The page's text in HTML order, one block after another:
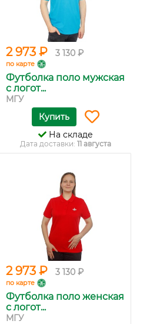
2 973 ₽ 3 130 ₽
по карте
Футболка поло мужская
с логот...
МГУ
Купить
На складе
Дата доставки: 11 августа
2 973 ₽ 3 130 ₽
по карте
Футболка поло женская
с логот...
МГУ